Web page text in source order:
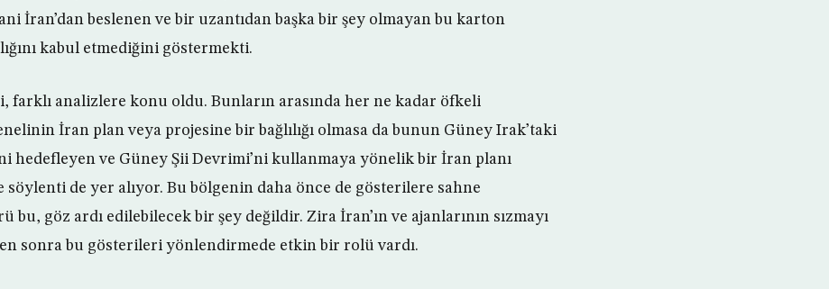
İran’dan beslenen ve bir uzantıdan başka bir şey olmayan bu karton
kabul etmediğini göstermekti.
farklı analizlere konu oldu. Bunların arasında her ne kadar öfkeli
İran plan veya projesine bir bağlılığı olmasa da bunun Güney Irak’taki
hedefleyen ve Güney Şii Devrimi’ni kullanmaya yönelik bir İran planı
de yer alıyor. Bu bölgenin daha önce de gösterilere sahne
bu, göz ardı edilebilecek bir şey değildir. Zira İran’ın ve ajanlarının sızmayı
sonra bu gösterileri yönlendirmede etkin bir rolü vardı.